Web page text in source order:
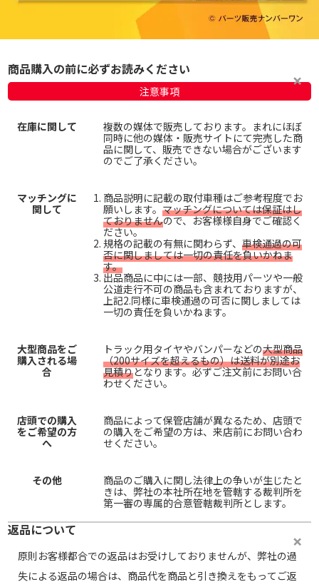
商品購入の前に必ずお読みください
注意事項
在庫に関して
複数の媒体で販売しております。まれにほぼ
同時に他の媒体・販売サイトにて完売した商
品に関して、販売できない場合がございます
のでご了承ください。
マッチングに
関して
商品説明に記載の取付車種はご参考程度でお
願いします。 マッチングについては保証はし
ておりませんので、お客様様自身でご確認く
ださい。
規格の記載の有無に関わらず、 車検通過の可
否に関しましては一切の責任を負いかねま
す。
出品商品に中には一部、競技用パーツや一般
公道走行不可の商品も含まれておりますが、
上記2.同様に車検通過の可否に関しましては
一切の責任を負いかねます。
大型商品をご
購入される場
合
トラック用タイヤやバンパーなどの大型商品
（200サイズを超えるもの）は送料が別途お
見積りとなります。必ずご注文前にお問い合
わせください。
店頭での購入
をご希望の方
へ
商品によって保管店舗が異なるため、店頭で
の購入をご希望の方は、来店前にお問い合わ
せください。
その他
商品のご購入に関し法律上の争いが生じたと
きは、弊社の本社所在地を管轄する裁判所を
第一審の専属的合意管轄裁判所とします。
返品について
原則お客様都合での返品はお受けしておりませんが、弊社の過
失による返品の場合は、商品代を商品と引き換えをもってご返